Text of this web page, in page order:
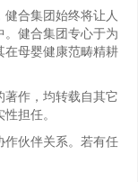
合集团始终将让人
。健合集团专心于为
在母婴健康范畴精耕
作，均转载自其它
担任。
伙伴关系。若有任